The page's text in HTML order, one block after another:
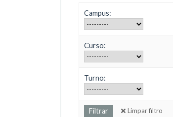
Campus:
Curso:
Turno:
Limpar filtro